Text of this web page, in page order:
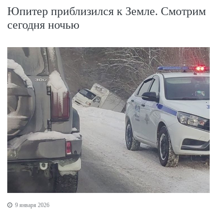
Юпитер приблизился к Земле. Смотрим
сегодня ночью
9 января 2026